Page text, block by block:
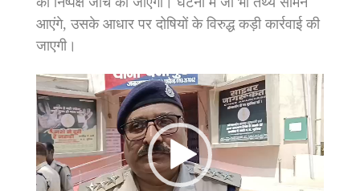
आएंगे, उसके आधार पर दोषियों के विरुद्ध कड़ी कार्रवाई की
जाएगी।
Video
Player